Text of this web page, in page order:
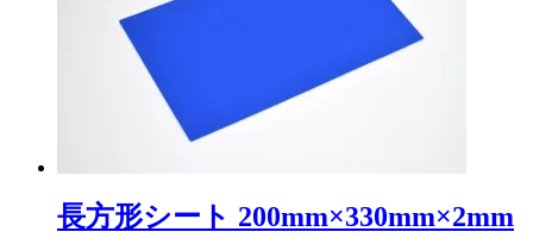
長方形シート 200mm×330mm×2mm